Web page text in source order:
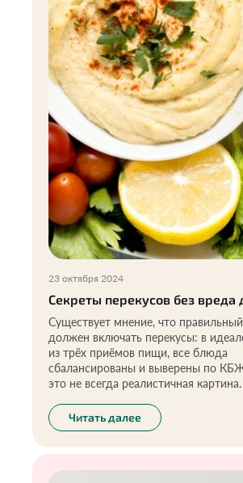
23 октября 2024
Секреты перекусов без вреда
Существует мнение, что
должен включать перекусы: в
из трёх приёмов пищи, все блюда
сбалансированы и выверены по
это не всегда реалистичная
фрукты, овощи, семена или орехи,
поддерживать уровень энергии в
способствовать хорошему
качественные продукты, чтобы
Читать далее